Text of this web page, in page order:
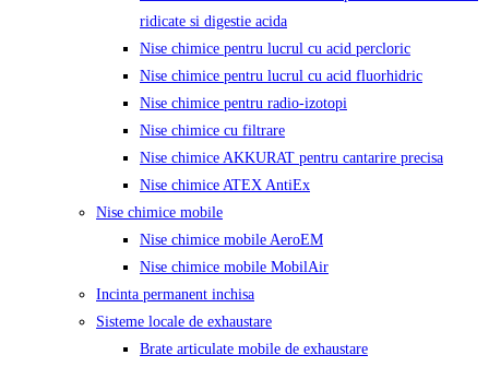
ridicate si digestie acida
Nise chimice pentru lucrul cu acid percloric
Nise chimice pentru lucrul cu acid fluorhidric
Nise chimice pentru radio-izotopi
Nise chimice cu filtrare
Nise chimice AKKURAT pentru cantarire precisa
Nise chimice ATEX AntiEx
Nise chimice mobile
Nise chimice mobile AeroEM
Nise chimice mobile MobilAir
Incinta permanent inchisa
Sisteme locale de exhaustare
Brate articulate mobile de exhaustare